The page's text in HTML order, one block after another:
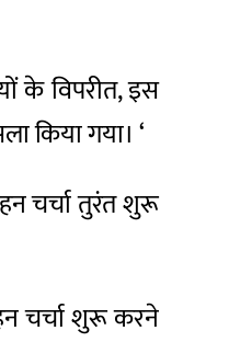
के विपरीत, इस
किया गया। ‘
चर्चा तुरंत शुरू
चर्चा शुरू करने